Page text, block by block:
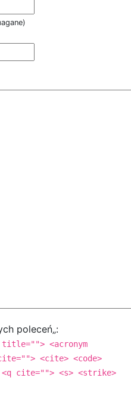
poleceń„:
<acronym
<cite> <code>
<q cite=""> <s> <strike>